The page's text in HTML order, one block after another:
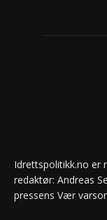
Idrettspolitikk.no er
redaktør: Andreas
pressens Vær